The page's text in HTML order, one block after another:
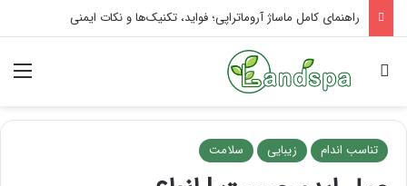
تاثیر ماساژ بر افسردگی؛ با ماساژ درمانی افسردگی را درمان کنید!
جستجو برای
تناسب اندام زیبایی سلامت